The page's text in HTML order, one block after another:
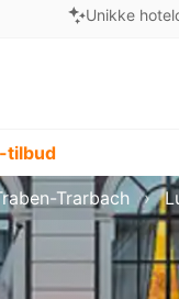
Unikke
tilbud
Trarbach